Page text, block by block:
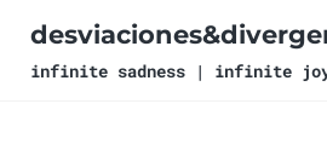
infinite sadness | infinite